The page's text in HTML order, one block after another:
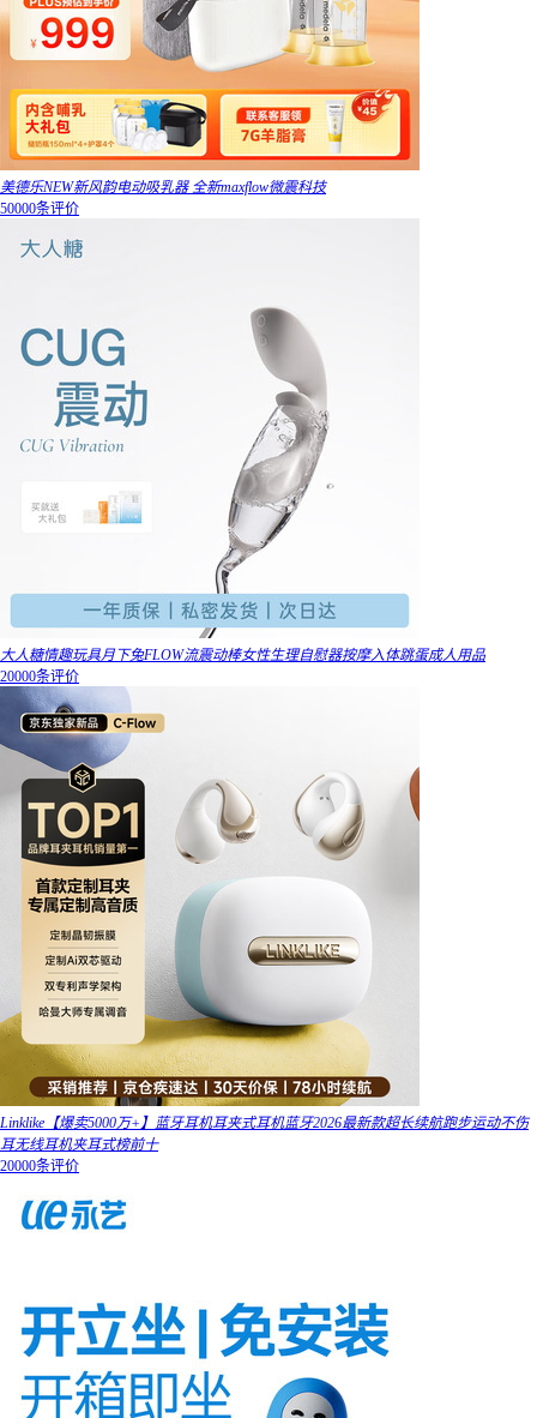
美德乐NEW新风韵电动吸乳器 全新maxflow微震科技
50000条评价
大人糖情趣玩具月下兔FLOW流震动棒女性生理自慰器按摩入体跳蛋成人用品
20000条评价
Linklike【爆卖5000万+】蓝牙耳机耳夹式耳机蓝牙2026最新款超长续航跑步运动不伤
耳无线耳机夹耳式榜前十
20000条评价